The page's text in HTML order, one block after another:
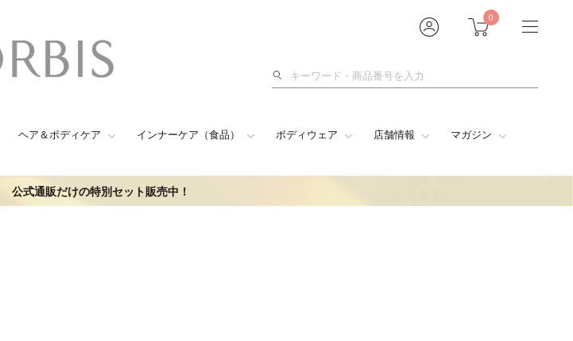
0
検
ヘア＆ボディケア インナーケア（食品） ボディウェア 店舗情報 マガジン
公式通販だけの特別セット販売中！